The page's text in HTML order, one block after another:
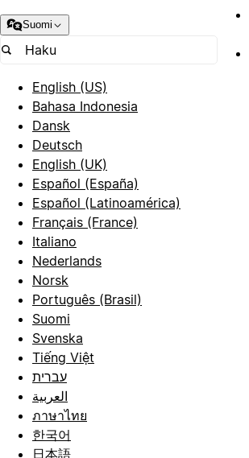
Suomi
English (US)
Bahasa Indonesia
Dansk
Deutsch
English (UK)
Español (España)
Español (Latinoamérica)
Français (France)
Italiano
Nederlands
Norsk
Português (Brasil)
Suomi
Svenska
Tiếng Việt
עברית
العربية
ภาษาไทย
한국어
日本語